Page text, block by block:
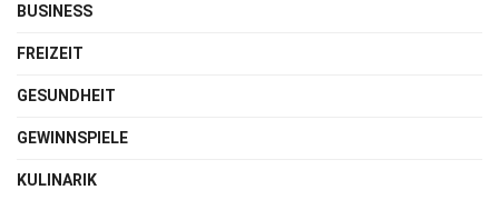
BUSINESS
FREIZEIT
GESUNDHEIT
GEWINNSPIELE
KULINARIK